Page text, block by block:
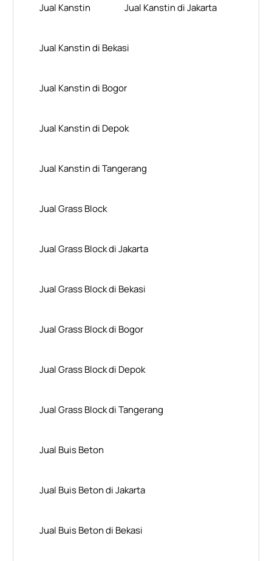
Jual Kanstin Jual Kanstin di Jakarta
Jual Kanstin di Bekasi
Jual Kanstin di Bogor
Jual Kanstin di Depok
Jual Kanstin di Tangerang
Jual Grass Block
Jual Grass Block di Jakarta
Jual Grass Block di Bekasi
Jual Grass Block di Bogor
Jual Grass Block di Depok
Jual Grass Block di Tangerang
Jual Buis Beton
Jual Buis Beton di Jakarta
Jual Buis Beton di Bekasi